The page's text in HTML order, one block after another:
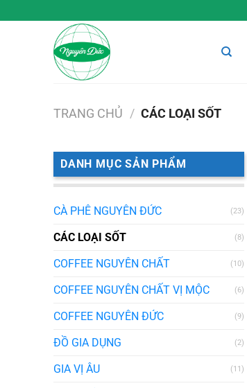
đến
TRANG CHỦ / CÁC LOẠI SỐT
DANH MỤC SẢN PHẨM
CÀ PHÊ NGUYÊN ĐỨC (23)
CÁC LOẠI SỐT (8)
COFFEE NGUYÊN CHẤT (10)
COFFEE NGUYÊN CHẤT VỊ MỘC (6)
COFFEE NGUYÊN ĐỨC (9)
ĐỒ GIA DỤNG (2)
GIA VỊ ÂU (11)